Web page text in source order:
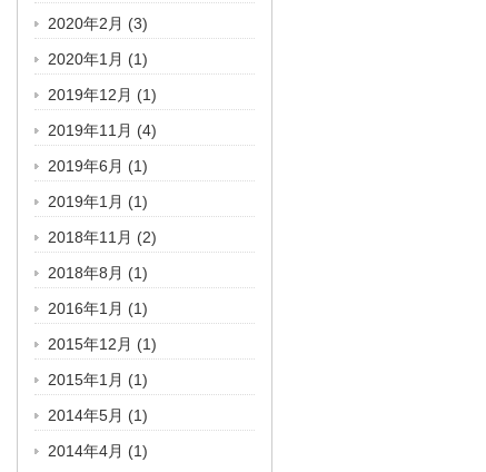
2020年2月 (3)
2020年1月 (1)
2019年12月 (1)
2019年11月 (4)
2019年6月 (1)
2019年1月 (1)
2018年11月 (2)
2018年8月 (1)
2016年1月 (1)
2015年12月 (1)
2015年1月 (1)
2014年5月 (1)
2014年4月 (1)